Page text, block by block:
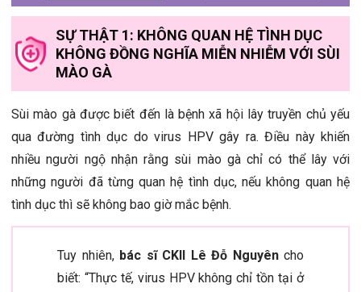
SỰ THẬT 1: KHÔNG QUAN HỆ TÌNH DỤC
KHÔNG ĐỒNG NGHĨA MIỄN NHIỄM VỚI SÙI
MÀO GÀ
Sùi mào gà được biết đến là bệnh xã hội lây truyền chủ yếu
qua đường tình dục do virus HPV gây ra. Điều này khiến
nhiều người ngộ nhận rằng sùi mào gà chỉ có thể lây với
những người đã từng quan hệ tình dục, nếu không quan hệ
tình dục thì sẽ không bao giờ mắc bệnh.
Tuy nhiên, bác sĩ CKII Lê Đỗ Nguyêncho
biết: “Thực tế, virus HPV không chỉ tồn tại ở